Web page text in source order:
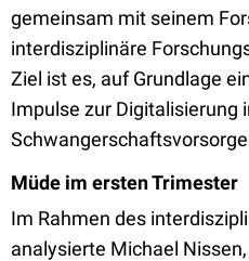
gemeinsam mit seinem
interdisziplinäre
Ziel ist es, auf Grundlage
Impulse zur Digitalisierung
Müde im ersten Trimester
Im Rahmen des
analysierte Michael